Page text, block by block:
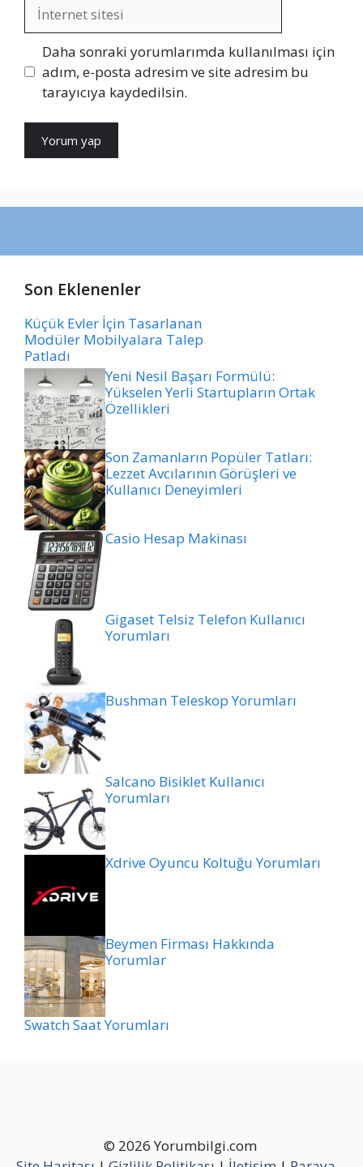
İnternet
sitesi
Daha sonraki yorumlarımda kullanılması için
adım, e-posta adresim ve site adresim bu
tarayıcıya kaydedilsin.
Son Eklenenler
Küçük Evler İçin Tasarlanan
Modüler Mobilyalara Talep
Patladı
Yeni Nesil Başarı Formülü:
Yükselen Yerli Startupların Ortak
Özellikleri
Son Zamanların Popüler Tatları:
Lezzet Avcılarının Görüşleri ve
Kullanıcı Deneyimleri
Casio Hesap Makinası
Gigaset Telsiz Telefon Kullanıcı
Yorumları
Bushman Teleskop Yorumları
Salcano Bisiklet Kullanıcı
Yorumları
Xdrive Oyuncu Koltuğu Yorumları
Beymen Firması Hakkında
Yorumlar
Swatch Saat Yorumları
© 2026 Yorumbilgi.com